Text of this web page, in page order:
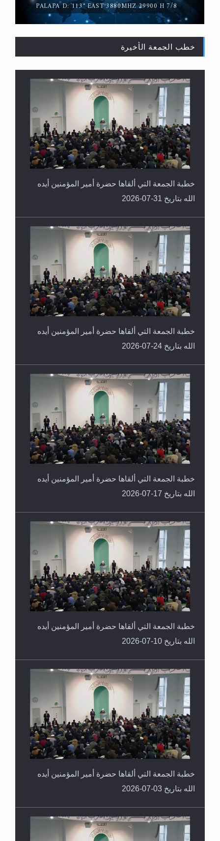
المفهوم الحقيقي للجهاد الإسلامي..
PALAPA D: 113° EAST 3880MHZ 29900 H 7/8
خطب الجمعة الأخيرة
خطبة الجمعة التي ألقاها حضرة أمير المؤمنين أيده
الله بتاريخ 31-07-2026
خطبة الجمعة التي ألقاها حضرة أمير المؤمنين أيده
الله بتاريخ 24-07-2026
خطبة الجمعة التي ألقاها حضرة أمير المؤمنين أيده
الله بتاريخ 17-07-2026
خطبة الجمعة التي ألقاها حضرة أمير المؤمنين أيده
الله بتاريخ 10-07-2026
خطبة الجمعة التي ألقاها حضرة أمير المؤمنين أيده
الله بتاريخ 03-07-2026